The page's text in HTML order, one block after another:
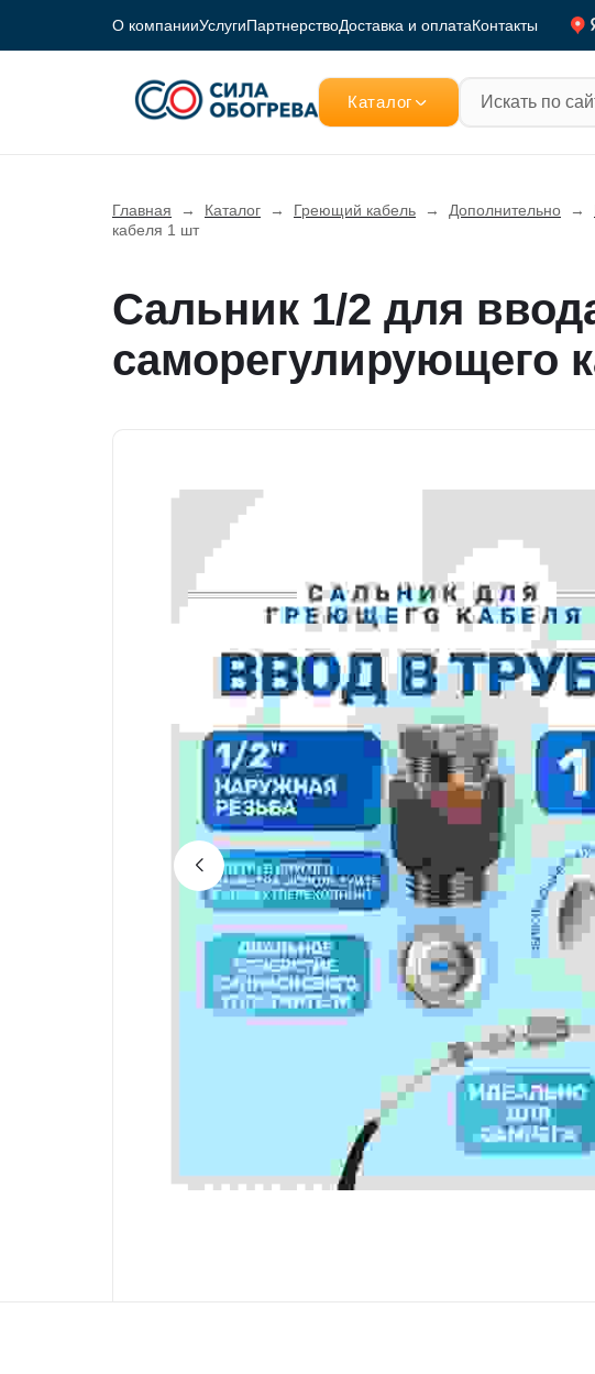
О компанииУслугиПартнерствоДоставка и оплатаКонтакты
Каталог
Главная → Каталог → Греющий кабель → Дополнительно →
кабеля 1 шт
Сальник 1/2 для
саморегулирующего